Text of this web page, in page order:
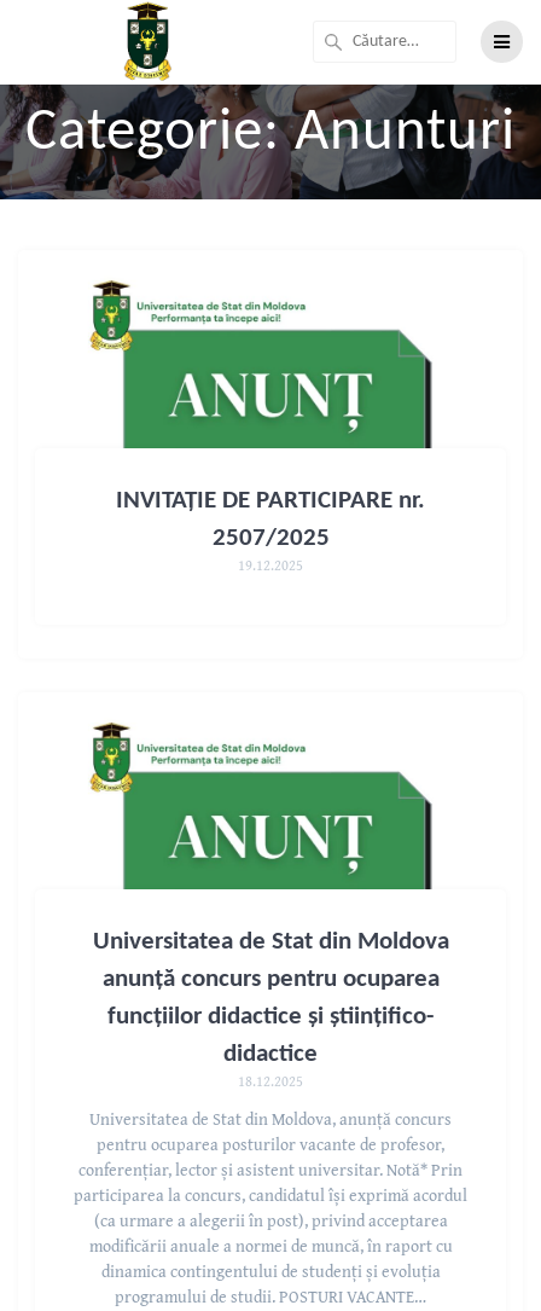
Categorie:Anunturi
INVITAȚIE DE PARTICIPARE nr.
2507/2025
19.12.2025
Universitatea de Stat din Moldova
anunță concurs pentru ocuparea
funcţiilor didactice şi ştiinţifico-
didactice
18.12.2025
Universitatea de Stat din Moldova, anunță concurs
pentru ocuparea posturilor vacante de profesor,
conferențiar, lector și asistent universitar. Notă* Prin
participarea la concurs, candidatul își exprimă acordul
(ca urmare a alegerii în post), privind acceptarea
modificării anuale a normei de muncă, în raport cu
dinamica contingentului de studenți și evoluția
programului de studii. POSTURI VACANTE…